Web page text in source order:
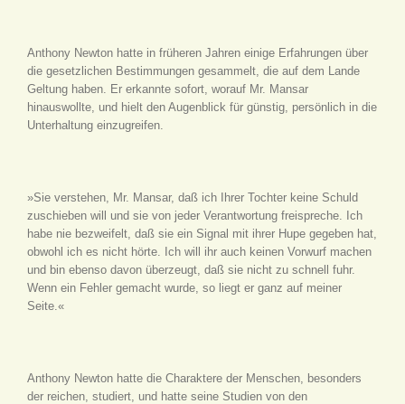
Anthony Newton hatte in früheren Jahren einige Erfahrungen über
die gesetzlichen Bestimmungen gesammelt, die auf dem Lande
Geltung haben. Er erkannte sofort, worauf Mr. Mansar
hinauswollte, und hielt den Augenblick für günstig, persönlich in die
Unterhaltung einzugreifen.
»Sie verstehen, Mr. Mansar, daß ich Ihrer Tochter keine Schuld
zuschieben will und sie von jeder Verantwortung freispreche. Ich
habe nie bezweifelt, daß sie ein Signal mit ihrer Hupe gegeben hat,
obwohl ich es nicht hörte. Ich will ihr auch keinen Vorwurf machen
und bin ebenso davon überzeugt, daß sie nicht zu schnell fuhr.
Wenn ein Fehler gemacht wurde, so liegt er ganz auf meiner
Seite.«
Anthony Newton hatte die Charaktere der Menschen, besonders
der reichen, studiert, und hatte seine Studien von den